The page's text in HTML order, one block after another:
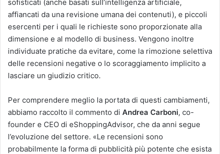
sofisticati (anche basati sull’intelligenza artificiale,
affiancati da una revisione umana dei contenuti), e piccoli
esercenti per i quali le richieste sono proporzionate alla
dimensione e al modello di business. Vengono inoltre
individuate pratiche da evitare, come la rimozione selettiva
delle recensioni negative o lo scoraggiamento implicito a
lasciare un giudizio critico.
Per comprendere meglio la portata di questi cambiamenti,
abbiamo raccolto il commento di Andrea Carboni, co-
founder e CEO di eShoppingAdvisor, che da anni segue
l’evoluzione del settore. «Le recensioni sono
probabilmente la forma di pubblicità più potente che esista